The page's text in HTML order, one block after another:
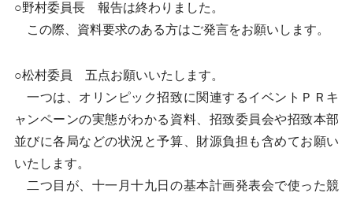
○野村委員長 報告は終わりました。
この際、資料要求のある方はご発言をお願いします。
○松村委員 五点お願いいたします。
一つは、オリンピック招致に関連するイベントＰＲキ
ャンペーンの実態がわかる資料、招致委員会や招致本部
並びに各局などの状況と予算、財源負担も含めてお願い
いたします。
二つ目が、十一月十九日の基本計画発表会で使った競